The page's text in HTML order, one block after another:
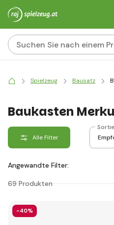
Spielzeug Bausatz
Baukasten
Alle Filter
Angewandte Filter:
69 Produkten
-40%